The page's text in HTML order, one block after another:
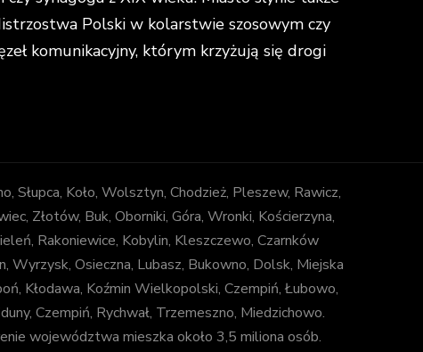
Polski w kolarstwie szosowym czy
komunikacyjny, którym krzyżują się drogi
Słupca, Koło, Wolsztyn, Chodzież, Pleszew, Rawicz,
Złotów, Buk, Oborniki, Góra, Wronki, Kościerzyna,
Rakoniewice, Kobylin, Kleszczewo, Czarnków
Wyrzysk, Osieczna, Lubasz, Bukowno, Dolsk, Miejska
Kłodawa, Koźmin Wielkopolski, Czempiń, Łubowo,
Czempiń, Rychwał, Trzemeszno, Miedzichowo.
województwa mieszka około 3,5 miliona osób.